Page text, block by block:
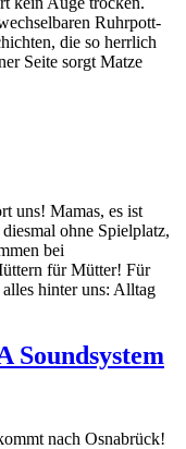
Ruhrpott-
die so herrlich
Seite sorgt Matze
Mamas, es ist
ohne Spielplatz,
bei
für Mütter! Für
hinter uns: Alltag
Soundsystem
nach Osnabrück!